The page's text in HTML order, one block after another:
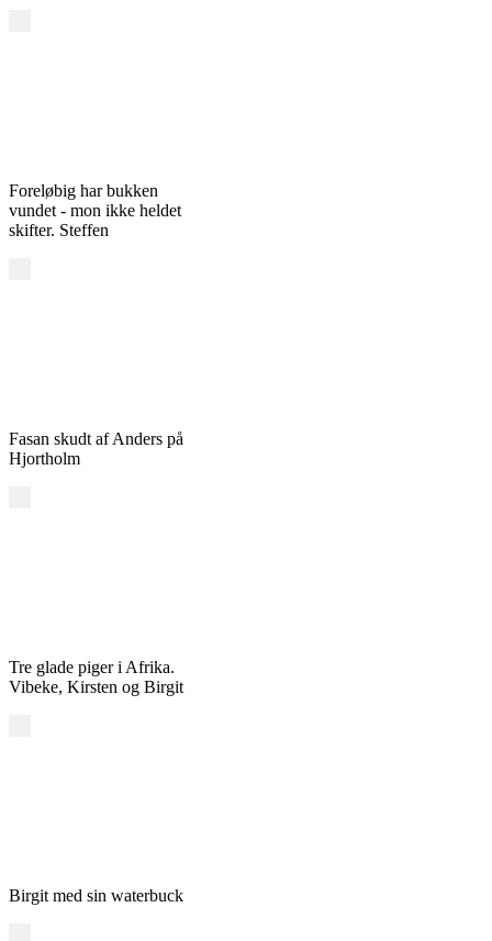
Foreløbig har bukken
vundet - mon ikke heldet
skifter. Steffen
Fasan skudt af Anders på
Hjortholm
Tre glade piger i Afrika.
Vibeke, Kirsten og Birgit
Birgit med sin waterbuck